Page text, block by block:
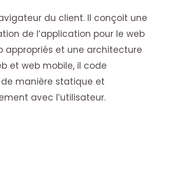
du client. Il conçoit une
de l’application pour le web
appropriés et une architecture
et web mobile, il code
de manière statique et
avec l’utilisateur.